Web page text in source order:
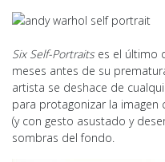
Six Self-Portraitses el último
meses antes de su
artista se deshace de
para protagonizar la imagen
(y con gesto asustado y
sombras del fondo.